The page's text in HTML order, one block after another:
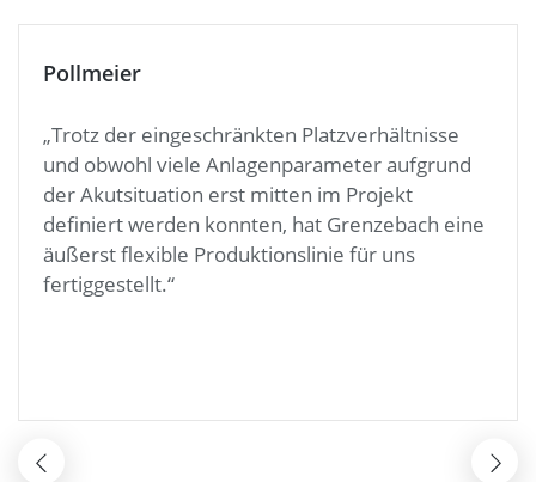
Pollmeier
„Trotz der eingeschränkten Platzverhältnisse
und obwohl viele Anlagenparameter aufgrund
der Akutsituation erst mitten im Projekt
definiert werden konnten, hat Grenzebach eine
äußerst flexible Produktionslinie für uns
fertiggestellt.“